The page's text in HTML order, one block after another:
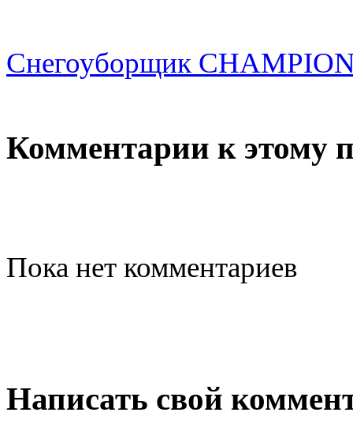
Снегоуборщик
Комментарии к этому
Пока нет комментариев
Написать свой